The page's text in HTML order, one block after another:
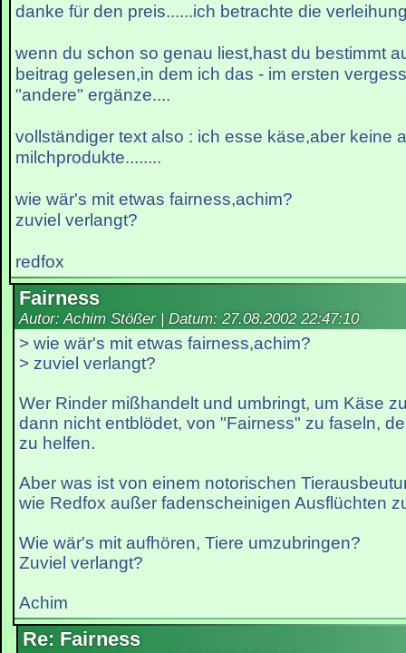
danke für den preis......ich betrachte die
wenn du schon so genau liest,hast du bestimmt
beitrag gelesen,in dem ich das - im ersten
"andere" ergänze....
vollständiger text also : ich esse käse,aber keine
milchprodukte........
wie wär's mit etwas fairness,achim?
zuviel verlangt?
redfox
Fairness
Autor: Achim Stößer | Datum: 27.08.2002 22:47:10
> wie wär's mit etwas fairness,achim?
> zuviel verlangt?
Wer Rinder mißhandelt und umbringt, um Käse
dann nicht entblödet, von "Fairness" zu faseln,
zu helfen.
Aber was ist von einem notorischen
wie Redfox außer fadenscheinigen Ausflüchten
Wie wär's mit aufhören, Tiere umzubringen?
Zuviel verlangt?
Achim
Re: Fairness